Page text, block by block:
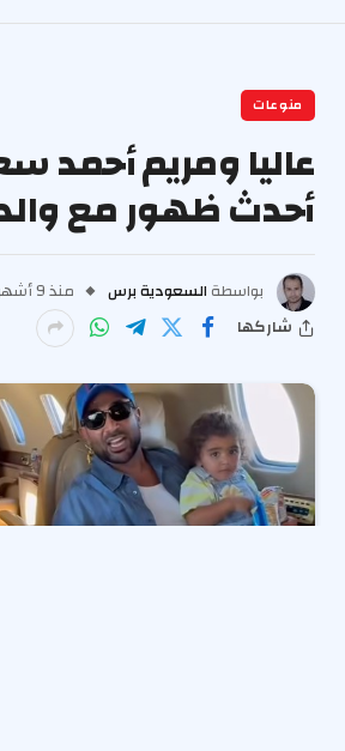
منوعات
عاليا ومريم أحمد
أحدث ظهور مع
بواسطة السعودية برس منذ 9 أشهر
شاركها